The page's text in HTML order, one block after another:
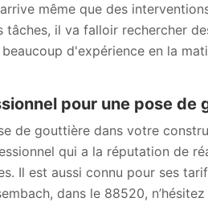
même que des
tâches, il va falloir rechercher
d'expérience en la
pour une pose de
de gouttière dans votre
qui a la réputation de
Il est aussi connu pour ses
dans le 88520,